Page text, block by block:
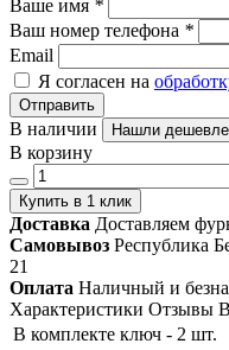
Ваше имя *
Ваш номер телефона *
Email
Я согласен на
Отправить
В наличии Нашли
В корзину
Купить в 1 клик
Доставка Доставляем
Самовывоз Республика
21
Оплата Наличный и
Характеристики Отзывы
В комплекте ключ - 2 шт.